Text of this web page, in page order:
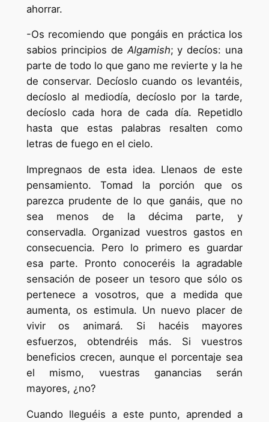
ahorrar.
-Os recomiendo que pongáis en práctica los
sabios principios deAlgamish; y decíos: una
parte de todo lo que gano me revierte y la he
de conservar. Decíoslo cuando os levantéis,
decíoslo al mediodía, decíoslo por la tarde,
decíoslo cada hora de cada día. Repetidlo
hasta que estas palabras resalten como
letras de fuego en el cielo.
Impregnaos de esta idea. Llenaos de este
pensamiento. Tomad la porción que os
parezca prudente de lo que ganáis, que no
sea menos de la décima parte, y
conservadla. Organizad vuestros gastos en
consecuencia. Pero lo primero es guardar
esa parte. Pronto conoceréis la agradable
sensación de poseer un tesoro que sólo os
pertenece a vosotros, que a medida que
aumenta, os estimula. Un nuevo placer de
vivir os animará. Si hacéis mayores
esfuerzos, obtendréis más. Si vuestros
beneficios crecen, aunque el porcentaje sea
el mismo, vuestras ganancias serán
mayores, ¿no?
Cuando lleguéis a este punto, aprended a